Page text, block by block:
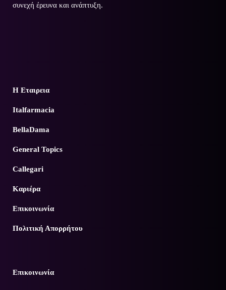
συνεχή έρευνα και ανάπτυξη.
Η Εταιρεια
Italfarmacia
BellaDama
General Topics
Callegari
Καριέρα
Επικοινωνία
Πολιτική Απορρήτου
Επικοινωνία